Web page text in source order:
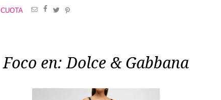
CUOTA
Foco en: Dolce & Gabbana